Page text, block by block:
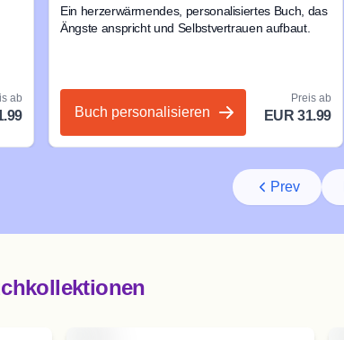
ab
Ein herzerwärmendes, personalisiertes Buch, das
Ängste anspricht und Selbstvertrauen aufbaut.
Buch personalisieren
Preis ab
EUR 31.99
Prev